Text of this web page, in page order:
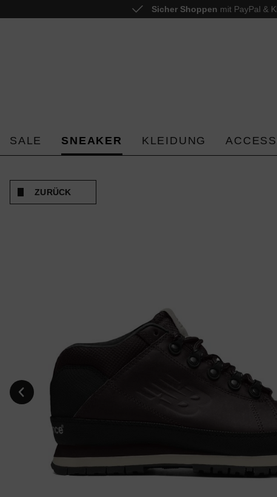
Zur Hauptnavigation springen
Sicher Shoppen mit PayPal &
SALE SNEAKER KLEIDUNG
ZURÜCK